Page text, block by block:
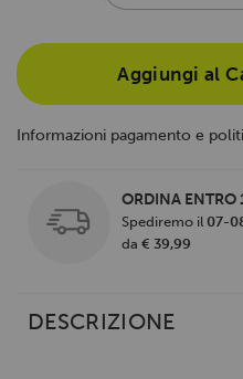
Aggiungi al
Informazioni pagamento e
ORDINA ENTRO
Spediremo il 07-
da € 39,99
DESCRIZIONE